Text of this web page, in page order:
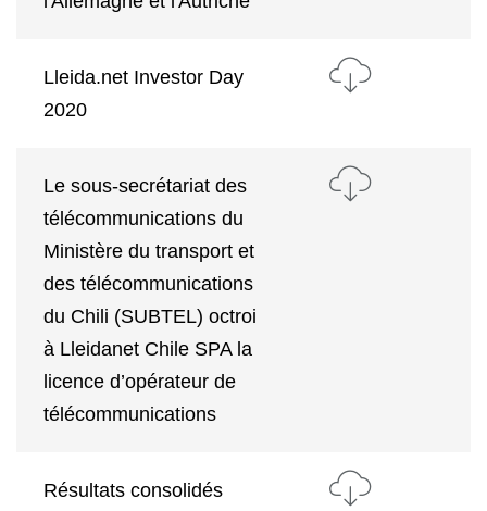
Lleida.net Investor Day
2020
Le sous-secrétariat des
télécommunications du
Ministère du transport et
des télécommunications
du Chili (SUBTEL) octroi
à Lleidanet Chile SPA la
licence d’opérateur de
télécommunications
Résultats consolidés